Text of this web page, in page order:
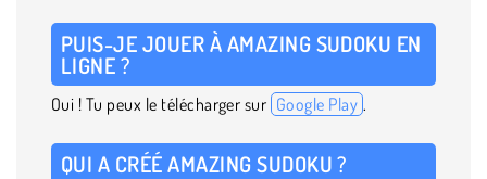
PUIS-JE JOUER À AMAZING SUDOKU EN
LIGNE ?
Oui ! Tu peux le télécharger sur Google Play .
QUI A CRÉÉ AMAZING SUDOKU ?